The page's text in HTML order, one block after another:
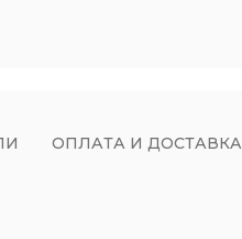
ОПЛАТА И ДОСТАВКА